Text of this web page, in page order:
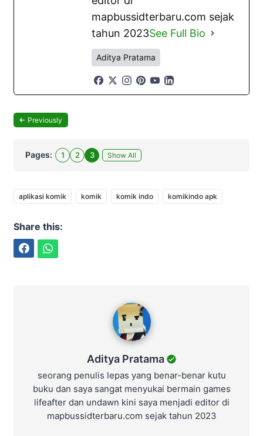
mapbussidterbaru.com sejak
tahun 2023See Full Bio
Aditya Pratama
Previously
Pages: 1 2 3 Show All
aplikasi komik komik komik indo komikindo apk
Share this:
Aditya Pratama
seorang penulis lepas yang benar-benar kutu
buku dan saya sangat menyukai bermain games
lifeafter dan undawn kini saya menjadi editor di
mapbussidterbaru.com sejak tahun 2023